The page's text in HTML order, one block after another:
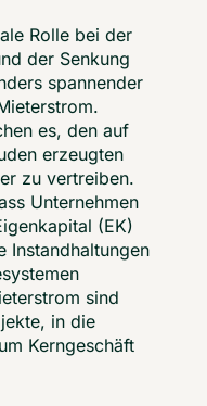
Rolle bei der
der Senkung
spannender
es, den auf
erzeugten
zu vertreiben.
Unternehmen
(EK)
Instandhaltungen
sind
in die
Kerngeschäft